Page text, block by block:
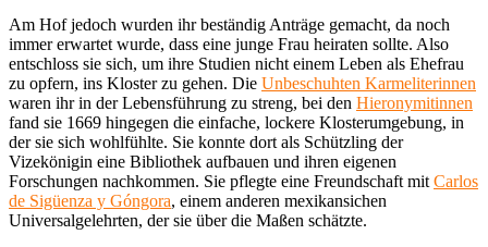
Am Hof jedoch wurden ihr beständig Anträge gemacht, da noch
immer erwartet wurde, dass eine junge Frau heiraten sollte. Also
entschloss sie sich, um ihre Studien nicht einem Leben als Ehefrau
zu opfern, ins Kloster zu gehen. Die Unbeschuhten Karmeliterinnen
waren ihr in der Lebensführung zu streng, bei den Hieronymitinnen
fand sie 1669 hingegen die einfache, lockere Klosterumgebung, in
der sie sich wohlfühlte. Sie konnte dort als Schützling der
Vizekönigin eine Bibliothek aufbauen und ihren eigenen
Forschungen nachkommen. Sie pflegte eine Freundschaft mit Carlos
de Sigüenza y Góngora, einem anderen mexikansichen
Universalgelehrten, der sie über die Maßen schätzte.